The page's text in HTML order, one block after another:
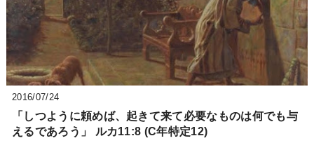
2016/07/24
「しつように頼めば、起きて来て必要なものは何でも与
えるであろう」 ルカ11:8 (C年特定12)